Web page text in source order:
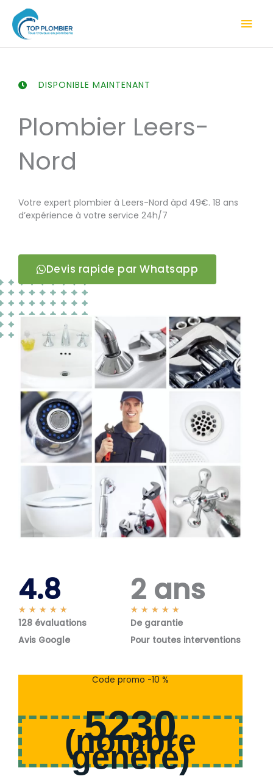
contenu
DISPONIBLE MAINTENANT
Plombier Leers-
Nord
Votre expert plombier à Leers-Nord àpd 49€. 18 ans
d’expérience à votre service 24h/7
Devis rapide par Whatsapp
4.8
★ ★ ★ ★ ★
o
s
128 évaluations
Avis Google
2 ans
★ ★ ★ ★ ★
o
s
De garantie
Pour toutes interventions
Code promo -10 %
5230
(nombre
généré)